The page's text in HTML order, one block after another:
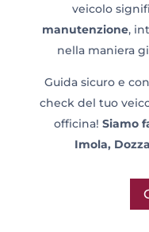
veicolo
manutenzione,
nella maniera
Guida sicuro e
check del tuo
officina!Siamo
Imola,